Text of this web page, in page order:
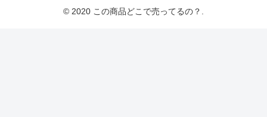
© 2020 この商品どこで売ってるの？.